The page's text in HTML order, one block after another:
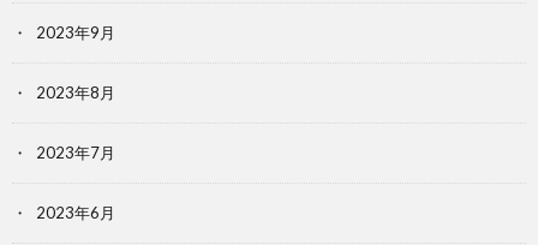
2023年9月
2023年8月
2023年7月
2023年6月